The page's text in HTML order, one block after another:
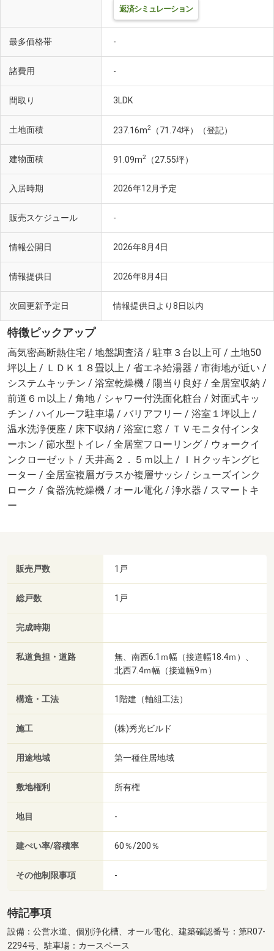
返済シミュレーション
最多価格帯 -
諸費用 -
間取り 3LDK
土地面積 237.16m2 （71.74坪）（登記）
建物面積 91.09m2 （27.55坪）
入居時期 2026年12月予定
販売スケジュール -
情報公開日 2026年8月4日
情報提供日 2026年8月4日
次回更新予定日 情報提供日より8日以内
特徴ピックアップ
高気密高断熱住宅 / 地盤調査済 / 駐車３台以上可 / 土地50
坪以上 / ＬＤＫ１８畳以上 / 省エネ給湯器 / 市街地が近い /
システムキッチン / 浴室乾燥機 / 陽当り良好 / 全居室収納 /
前道６ｍ以上 / 角地 / シャワー付洗面化粧台 / 対面式キッ
チン / ハイルーフ駐車場 / バリアフリー / 浴室１坪以上 /
温水洗浄便座 / 床下収納 / 浴室に窓 / ＴＶモニタ付インタ
ーホン / 節水型トイレ / 全居室フローリング / ウォークイ
ンクローゼット / 天井高２．５ｍ以上 / ＩＨクッキングヒ
ーター / 全居室複層ガラスか複層サッシ / シューズインク
ローク / 食器洗乾燥機 / オール電化 / 浄水器 / スマートキ
ー
販売戸数 1戸
総戸数 1戸
完成時期
私道負担・道路
無、南西6.1ｍ幅（接道幅18.4ｍ）、
北西7.4ｍ幅（接道幅9ｍ）
構造・工法 1階建（軸組工法）
施工 (株)秀光ビルド
用途地域 第一種住居地域
敷地権利 所有権
地目 -
建ぺい率/容積率 60％/200％
その他制限事項 -
特記事項
設備：公営水道、個別浄化槽、オール電化、建築確認番号：第R07-
2294号、駐車場：カースペース